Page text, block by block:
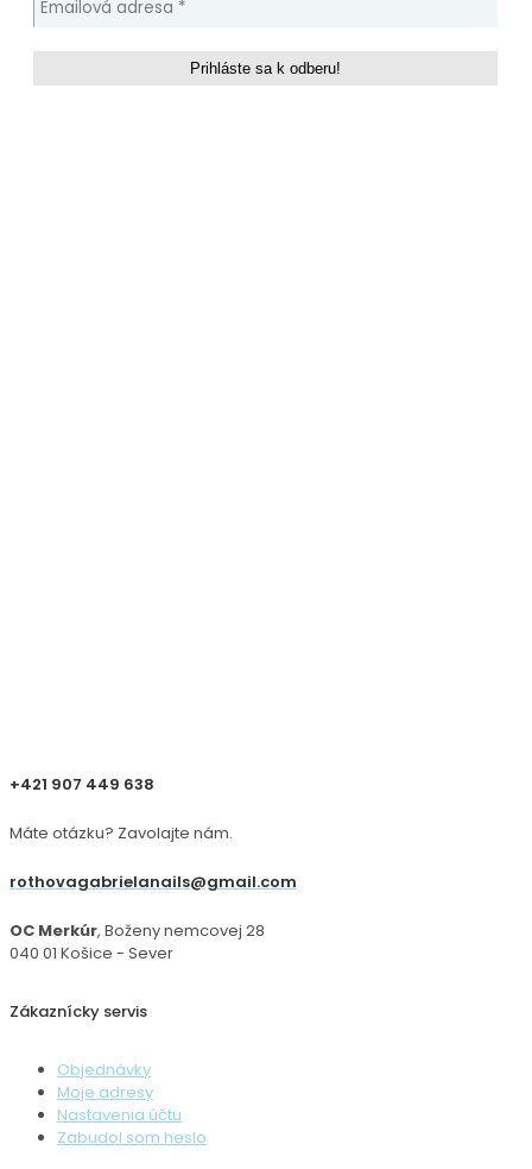
+421 907 449 638
Máte otázku? Zavolajte nám.
rothovagabrielanails@gmail.com
OC Merkúr, Boženy nemcovej 28
040 01 Košice - Sever
Zákaznícky servis
Objednávky
Moje adresy
Nastavenia účtu
Zabudol som heslo